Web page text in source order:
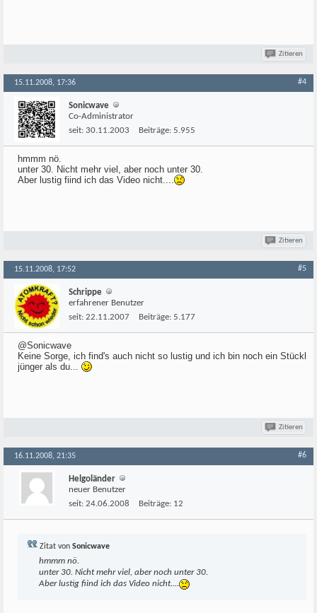
Zitieren
15.11.2008, 17:36 #4
Sonicwave
Co-Administrator
seit: 30.11.2003 Beiträge: 5.955
hmmm nö.
unter 30. Nicht mehr viel, aber noch unter 30.
Aber lustig fiind ich das Video nicht....
Zitieren
15.11.2008, 17:52 #5
Schrippe
erfahrener Benutzer
seit: 22.11.2007 Beiträge: 5.177
@Sonicwave
Keine Sorge, ich find's auch nicht so lustig und ich bin noch ein Stückl
jünger als du...
Zitieren
16.11.2008, 21:35 #6
Helgoländer
neuer Benutzer
seit: 24.06.2008 Beiträge: 12
Zitat von Sonicwave
hmmm nö.
unter 30. Nicht mehr viel, aber noch unter 30.
Aber lustig fiind ich das Video nicht....